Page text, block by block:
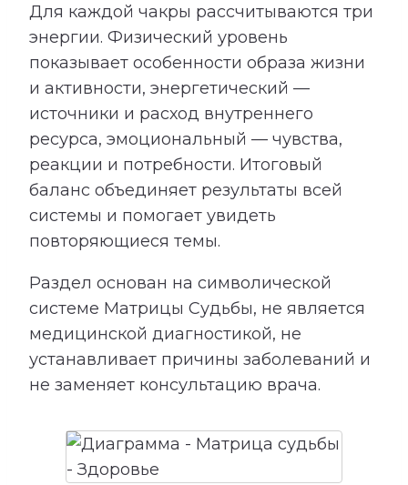
Для каждой чакры рассчитываются три
энергии. Физический уровень
показывает особенности образа жизни
и активности, энергетический —
источники и расход внутреннего
ресурса, эмоциональный — чувства,
реакции и потребности. Итоговый
баланс объединяет результаты всей
системы и помогает увидеть
повторяющиеся темы.
Раздел основан на символической
системе Матрицы Судьбы, не является
медицинской диагностикой, не
устанавливает причины заболеваний и
не заменяет консультацию врача.